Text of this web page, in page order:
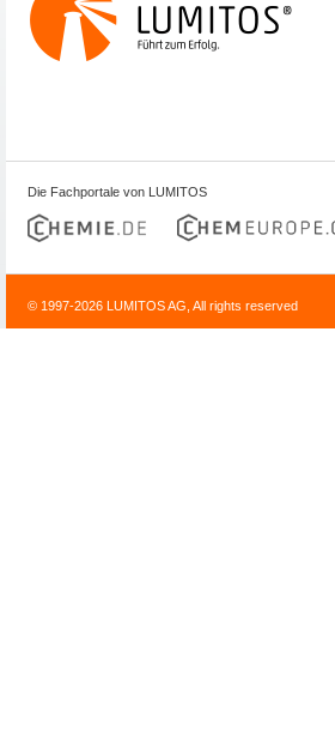
Die Fachportale von LUMITOS
© 1997-2026 LUMITOS AG, All rights reserved